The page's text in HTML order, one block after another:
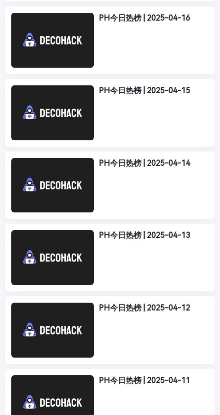
PH今日热榜 | 2025-04-16
PH今日热榜 | 2025-04-15
PH今日热榜 | 2025-04-14
PH今日热榜 | 2025-04-13
PH今日热榜 | 2025-04-12
PH今日热榜 | 2025-04-11